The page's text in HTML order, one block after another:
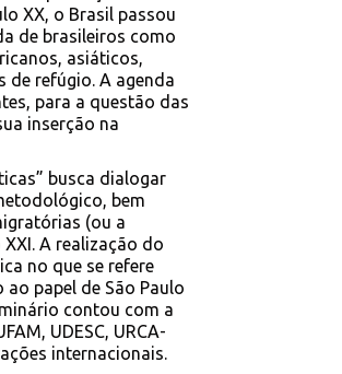
XX, o Brasil passou
de brasileiros como
asiáticos,
de refúgio. A agenda
para a questão das
inserção na
busca dialogar
bem
(ou a
A realização do
no que se refere
papel de São Paulo
contou com a
UDESC, URCA-
internacionais.